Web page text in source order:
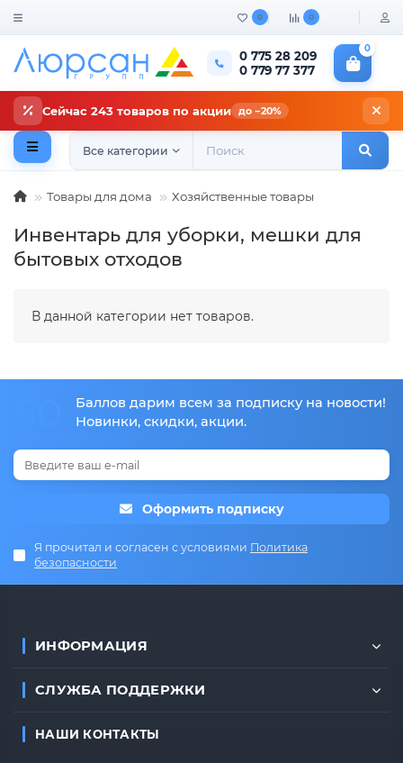
0 0
0 775 28 209
0 779 77 377
0
Сейчас 243 товаров по акции до −20%
Все категории
Товары для дома Хозяйственные товары
Инвентарь для уборки, мешки для
бытовых отходов
В данной категории нет товаров.
Баллов дарим всем за подписку на новости!
Новинки, скидки, акции.
Оформить подписку
Я прочитал и согласен с условиями Политика
безопасности
ИНФОРМАЦИЯ
СЛУЖБА ПОДДЕРЖКИ
НАШИ КОНТАКТЫ